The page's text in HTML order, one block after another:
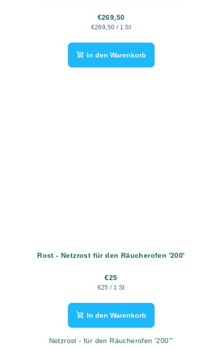
€269,50
Verkaufspreis:
€269,50 / 1 St
In den Warenkorb
Rost - Netzrost für den Räucherofen '200'
€25
Verkaufspreis:
€25 / 1 St
In den Warenkorb
Netzrost - für den Räucherofen '200'"